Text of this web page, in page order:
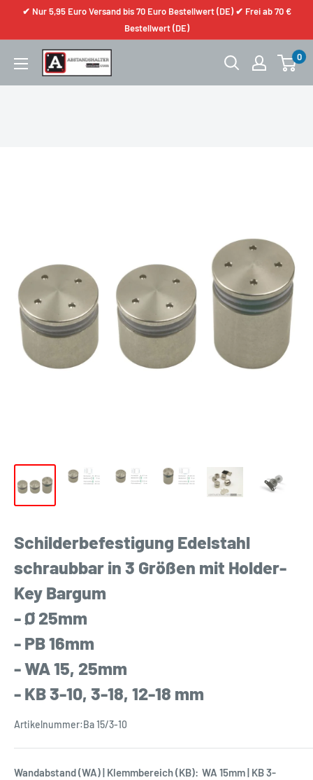
✔ Nur 5,95 Euro Versand bis 70 Euro Bestellwert (DE) ✔ Frei ab 70 €
Bestellwert (DE)
0
Schilderbefestigung Edelstahl
schraubbar in 3 Größen mit Holder-
Key Bargum
- Ø 25mm
- PB 16mm
- WA 15, 25mm
- KB 3-10, 3-18, 12-18 mm
Artikelnummer:Ba 15/3-10
Wandabstand (WA) | Klemmbereich (KB): WA 15mm | KB 3-